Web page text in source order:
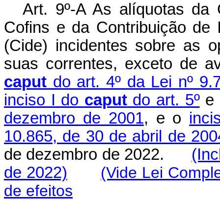
Art. 9º-A As alíquotas da
Cofins e da Contribuição de
(Cide) incidentes sobre as
suas correntes, exceto de
caput do art. 4º da Lei nº
inciso I do caputdo art. 5ºe
dezembro de 2001, e o
10.865, de 30 de abril de
de dezembro de 2022.
de 2022)
(Vide Lei
de efeitos